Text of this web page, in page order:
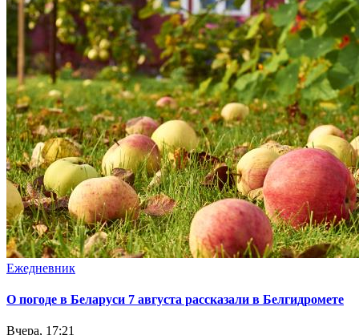
Ежедневник
О погоде в Беларуси 7 августа рассказали в Белгидромете
Вчера, 17:21